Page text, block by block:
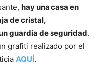
hay una casa en
de cristal,
guardia de seguridad.
grafiti realizado por el
AQUÍ.